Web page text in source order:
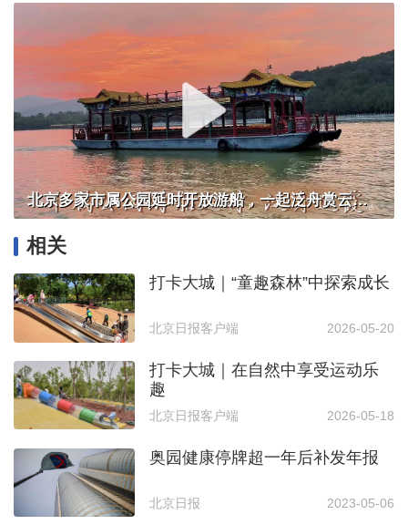
北京多家市属公园延时开放游船，一起泛舟赏云霞！
相关
打卡大城｜“童趣森林”中探索成长
北京日报客户端 2026-05-20
打卡大城｜在自然中享受运动乐
趣
北京日报客户端 2026-05-18
奥园健康停牌超一年后补发年报
北京日报 2023-05-06